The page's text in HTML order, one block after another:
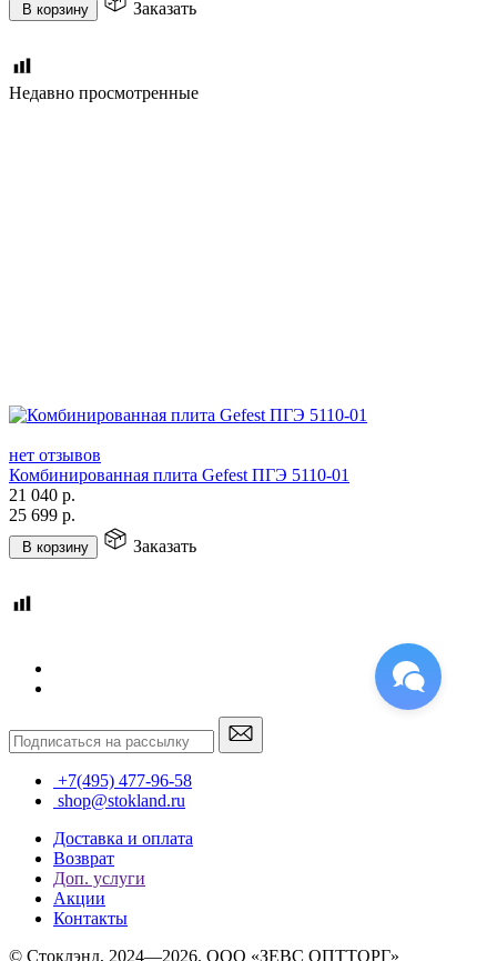
В корзину Заказать
Недавно просмотренные
нет отзывов
Комбинированная плита Gefest ПГЭ 5110-01
21 040 р.
25 699 р.
В корзину Заказать
+7(495) 477-96-58
shop@stokland.ru
Доставка и оплата
Возврат
Доп. услуги
Акции
Контакты
© Стоклэнд, 2024—2026. ООО «ЗЕВС ОПТТОРГ»